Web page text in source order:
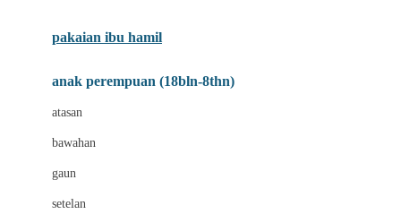
Cottonseeds
Crane
pakaian ibu hamil
anak perempuan (18bln-8thn)
atasan
bawahan
gaun
setelan